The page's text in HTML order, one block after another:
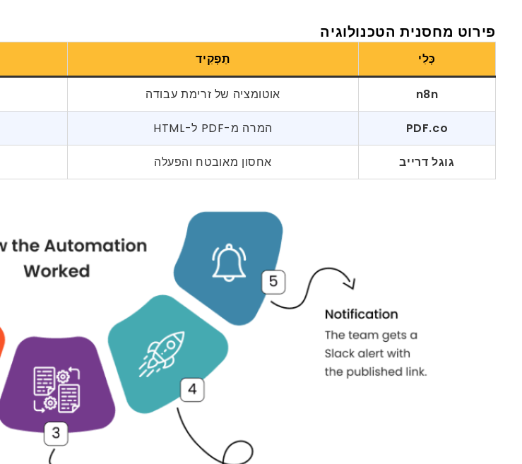
פירוט מחסנית הטכנולוגיה
כְּלִי תַפְקִיד
n8n אוטומציה של זרימת עבודה
PDF.co המרה מ-PDF ל-HTML
גוגל דרייב אחסון מאובטח והפעלה